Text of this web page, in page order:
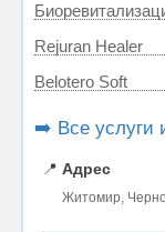
Rejuran Healer
Belotero Soft
➡️ Все услуги
📍 Адрес
Житомир,